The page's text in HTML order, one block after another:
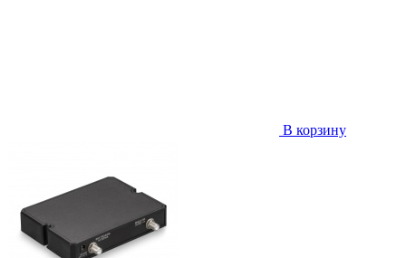
В корзину